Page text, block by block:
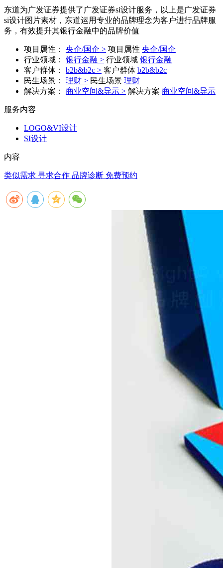
东道为广发证券提供了广发证券si设计服务，以上是广发证券
si设计图片素材，东道运用专业的品牌理念为客户进行品牌服
务，有效提升其银行金融中的品牌价值
项目属性： 央企/国企 > 项目属性 央企/国企
行业领域：
银行金融 > 行业领域 银行金融
客户群体：
b2b&b2c > 客户群体 b2b&b2c
民生场景：
理财 > 民生场景 理财
解决方案：
商业空间&导示 > 解决方案 商业空间&导示
服务内容
LOGO&VI设计
SI设计
内容
类似需求 寻求合作 品牌诊断 免费预约